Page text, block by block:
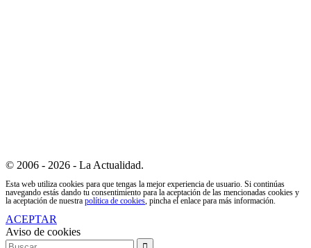
© 2006 - 2026 - La Actualidad.
Esta web utiliza cookies para que tengas la mejor experiencia de usuario. Si continúas
navegando estás dando tu consentimiento para la aceptación de las mencionadas cookies y
la aceptación de nuestra política de cookies, pincha el enlace para más información.
ACEPTAR
Aviso de cookies